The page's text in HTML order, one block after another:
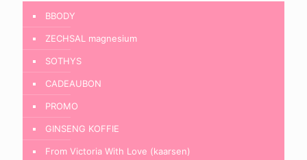
BBODY
ZECHSAL magnesium
SOTHYS
CADEAUBON
PROMO
GINSENG KOFFIE
From Victoria With Love (kaarsen)